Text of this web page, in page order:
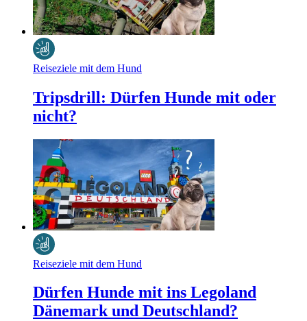
Reiseziele mit dem Hund
Tripsdrill: Dürfen Hunde mit oder
nicht?
Reiseziele mit dem Hund
Dürfen Hunde mit ins Legoland
Dänemark und Deutschland?